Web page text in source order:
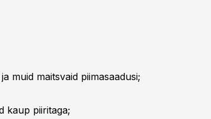
muid maitsvaid piimasaadusi;
kaup piiritaga;